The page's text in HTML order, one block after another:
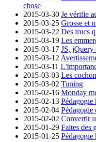
chose
2015-03-30 Je vérifie
2015-03-25 Grosse et
2015-03-22 Des trucs
2015-03-19 Les
2015-03-17 JS, jQuery
2015-03-12
2015-03-11
2015-03-03 Les
2015-03-02 Tuning
2015-02-16 Monday
2015-02-13
2015-02-04 Pédagogie
2015-02-02 Convertir
2015-01-29 Faites des
2015-01-25 Pédagogie